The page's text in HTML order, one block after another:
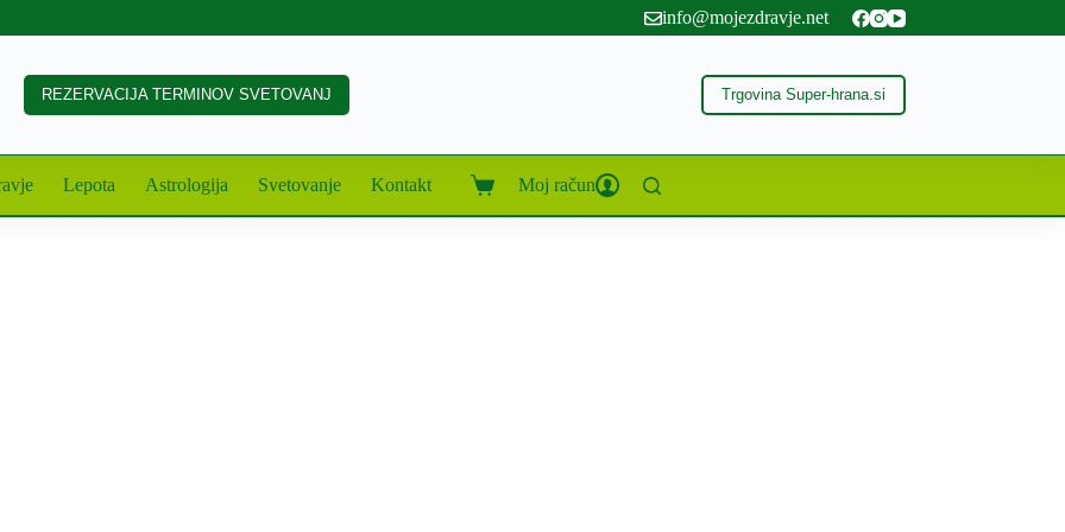
info@mojezdravje.net
REZERVACIJA TERMINOV SVETOVANJ Trgovina Super-hrana.si
Lepota Astrologija Svetovanje Kontakt
Shopping
cart
Moj račun